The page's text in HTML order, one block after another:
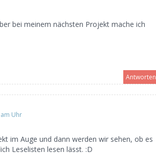
bei meinem nächsten Projekt mache ich
Antworten
Uhr
im Auge und dann werden wir sehen, ob es
Leselisten lesen lässt. :D